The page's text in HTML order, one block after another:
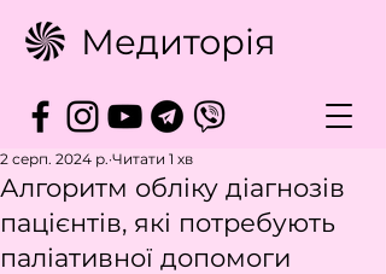
Медиторія
Алгоритм обліку діагнозів
пацієнтів, які потребують
паліативної допомоги
2 серп. 2024 р. Читати 1 хв